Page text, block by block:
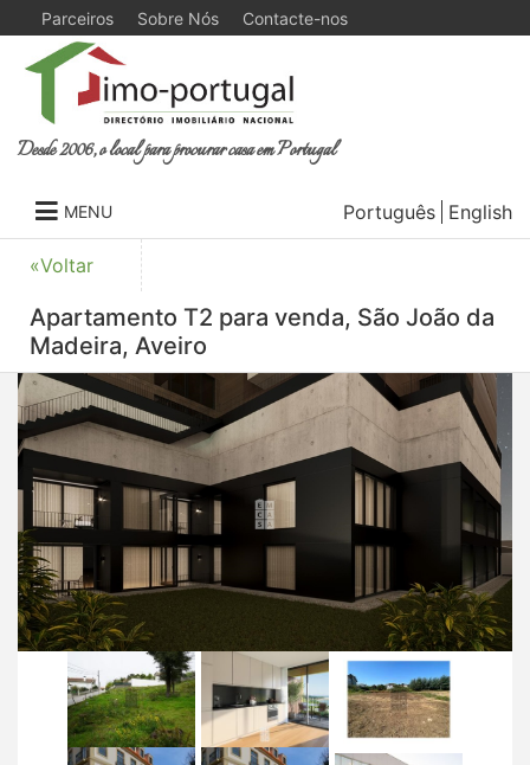
Parceiros Sobre Nós Contacte-nos
Desde 2006, o local para procurar casa em Portugal
MENU Português English
«Voltar
Apartamento T2 para venda, São João da
Madeira, Aveiro